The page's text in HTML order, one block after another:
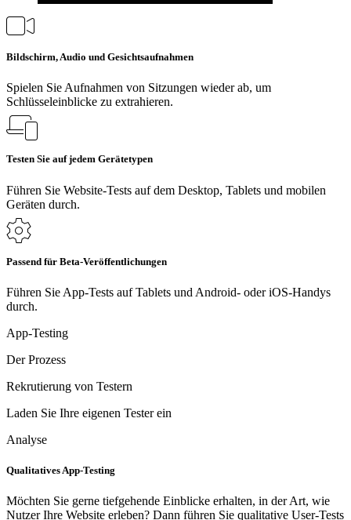
Bildschirm, Audio und Gesichtsaufnahmen
Spielen Sie Aufnahmen von Sitzungen wieder ab, um
Schlüsseleinblicke zu extrahieren.
Testen Sie auf jedem Gerätetypen
Führen Sie Website-Tests auf dem Desktop, Tablets und mobilen
Geräten durch.
Passend für Beta-Veröffentlichungen
Führen Sie App-Tests auf Tablets und Android- oder iOS-Handys
durch.
App-Testing
Der Prozess
Rekrutierung von Testern
Laden Sie Ihre eigenen Tester ein
Analyse
Qualitatives App-Testing
Möchten Sie gerne tiefgehende Einblicke erhalten, in der Art, wie
Nutzer Ihre Website erleben? Dann führen Sie qualitative User-Tests